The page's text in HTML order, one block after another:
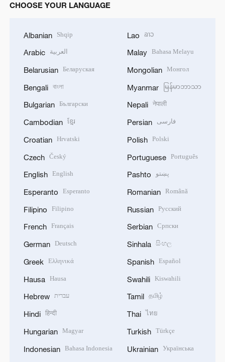
CHOOSE YOUR LANGUAGE
Albanian Shqip
Arabic العربية
Belarusian Беларуская
Bengali বাংলা
Bulgarian Български
Cambodian ខ្មែរ
Croatian Hrvatski
Czech Český
English English
Esperanto Esperanto
Filipino Filipino
French Français
German Deutsch
Greek Ελληνικά
Hausa Hausa
Hebrew עברית
Hindi हिन्दी
Hungarian Magyar
Indonesian Bahasa Indonesia
Lao ລາວ
Malay Bahasa Melayu
Mongolian Монгол
Myanmar မြန်မာဘာသာ
Nepali नेपाली
Persian فارسی
Polish Polski
Portuguese Português
Pashto پښتو
Romanian Română
Russian Русский
Serbian Српски
Sinhala සිංහල
Spanish Español
Swahili Kiswahili
Tamil தமிழ்
Thai ไทย
Turkish Türkçe
Ukrainian Українська